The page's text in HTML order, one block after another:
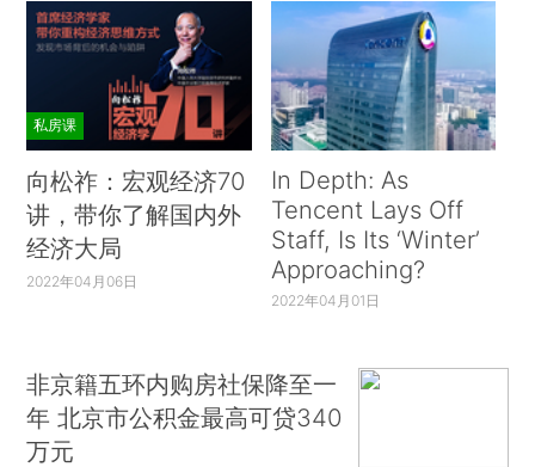
私房课
向松祚：宏观经济70
讲，带你了解国内外
经济大局
2022年04月06日
In Depth: As
Tencent Lays Off
Staff, Is Its ‘Winter’
Approaching?
2022年04月01日
非京籍五环内购房社保降至一
年 北京市公积金最高可贷340
万元